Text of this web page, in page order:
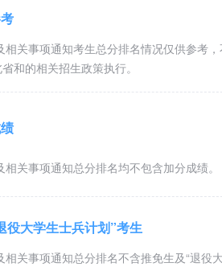
关事项通知考生总分排名情况仅供参考
和的相关招生政策执行。
关事项通知总分排名均不包含加分成绩。
役大学生士兵计划”考生
关事项通知总分排名不含推免生及“退役